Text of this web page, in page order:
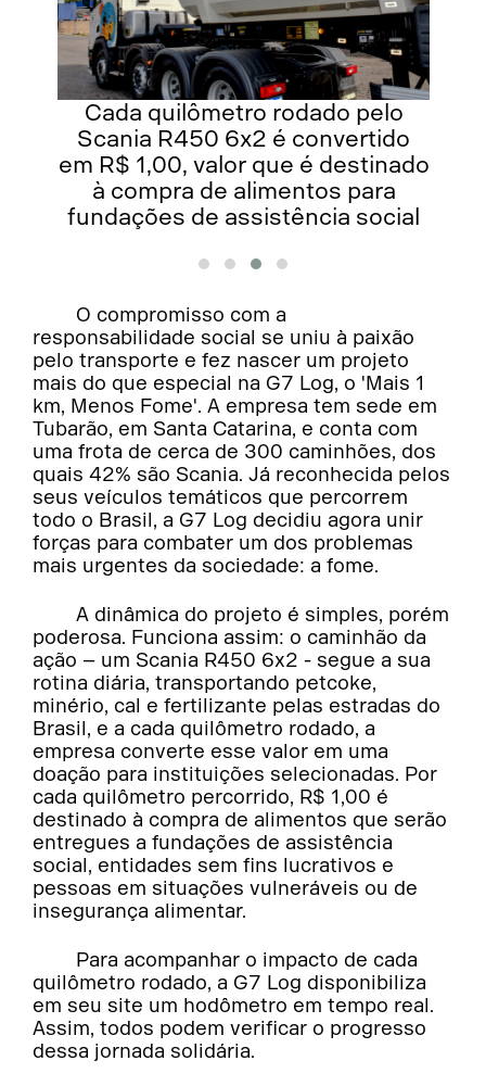
Cada quilômetro rodado pelo
Scania R450 6x2 é convertido
em R$ 1,00, valor que é destinado
à compra de alimentos para
fundações de assistência social
O compromisso com a
responsabilidade social se uniu à paixão
pelo transporte e fez nascer um projeto
mais do que especial na G7 Log, o 'Mais 1
km, Menos Fome'. A empresa tem sede em
Tubarão, em Santa Catarina, e conta com
uma frota de cerca de 300 caminhões, dos
quais 42% são Scania. Já reconhecida pelos
seus veículos temáticos que percorrem
todo o Brasil, a G7 Log decidiu agora unir
forças para combater um dos problemas
mais urgentes da sociedade: a fome.
A dinâmica do projeto é simples, porém
poderosa. Funciona assim: o caminhão da
ação – um Scania R450 6x2 - segue a sua
rotina diária, transportando petcoke,
minério, cal e fertilizante pelas estradas do
Brasil, e a cada quilômetro rodado, a
empresa converte esse valor em uma
doação para instituições selecionadas. Por
cada quilômetro percorrido, R$ 1,00 é
destinado à compra de alimentos que serão
entregues a fundações de assistência
social, entidades sem fins lucrativos e
pessoas em situações vulneráveis ou de
insegurança alimentar.
Para acompanhar o impacto de cada
quilômetro rodado, a G7 Log disponibiliza
em seu site um hodômetro em tempo real.
Assim, todos podem verificar o progresso
dessa jornada solidária.